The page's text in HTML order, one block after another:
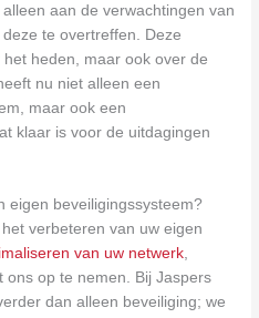
aan de verwachtingen van
te overtreffen. Deze
heden, maar ook over de
nu niet alleen een
maar ook een
klaar is voor de uitdagingen
eigen beveiligingssysteem?
verbeteren van uw eigen
van uw netwerk,
op te nemen. Bij Jaspers
dan alleen beveiliging; we